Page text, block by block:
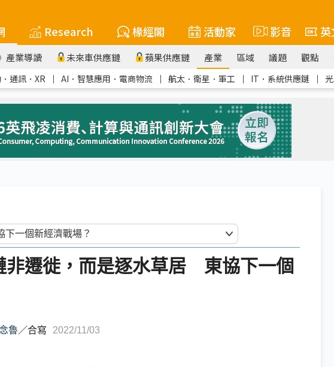
Research 椽經閣 活動家 影音
產業導讀 未來車供應鏈 蘋果供應鏈 產業 區域 議題 觀點
通訊．XR ｜ AI．智慧應用．電商物流 ｜ 航太．衛星．軍工 ｜ IT．系統供應鏈 ｜
遷徙，而是逐水草居 東協下一個
魯／合寫 2022/11/03